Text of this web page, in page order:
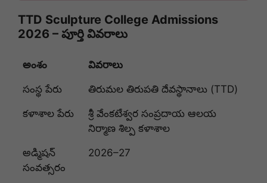
TTD Sculpture College Admissions
2026 – పూర్తి వివరాలు
అంశం వివరాలు
సంస్థ పేరు తిరుమల తిరుపతి దేవస్థానాలు (TTD)
కళాశాల పేరు
శ్రీ వేంకటేశ్వర సంప్రదాయ ఆలయ
నిర్మాణ శిల్ప కళాశాల
అడ్మిషన్
సంవత్సరం
2026–27